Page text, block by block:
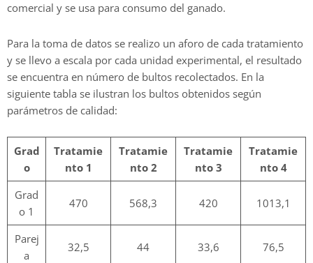
comercial y se usa para consumo del ganado.
Para la toma de datos se realizo un aforo de cada tratamiento
y se llevo a escala por cada unidad experimental, el resultado
se encuentra en número de bultos recolectados. En la
siguiente tabla se ilustran los bultos obtenidos según
parámetros de calidad:
Grad
o
Tratamie
nto 1
Tratamie
nto 2
Tratamie
nto 3
Tratamie
nto 4
Grad
o 1
470 568,3 420 1013,1
Parej
a
32,5 44 33,6 76,5